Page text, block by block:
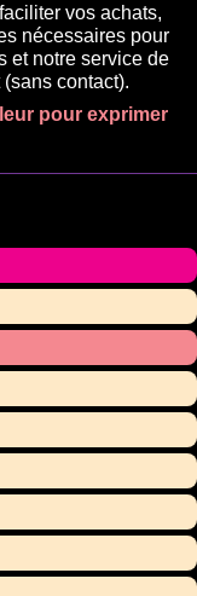
vos achats,
nécessaires pour
et notre service de
contact).
pour exprimer